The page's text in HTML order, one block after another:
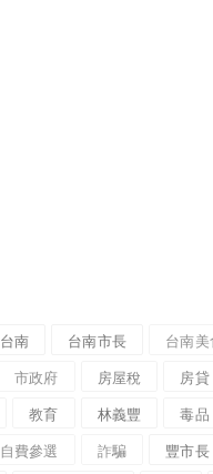
台南 台南市長 台南美
市政府 房屋稅 房貸
教育 林義豐 毒品
自費參選 詐騙 豐市長